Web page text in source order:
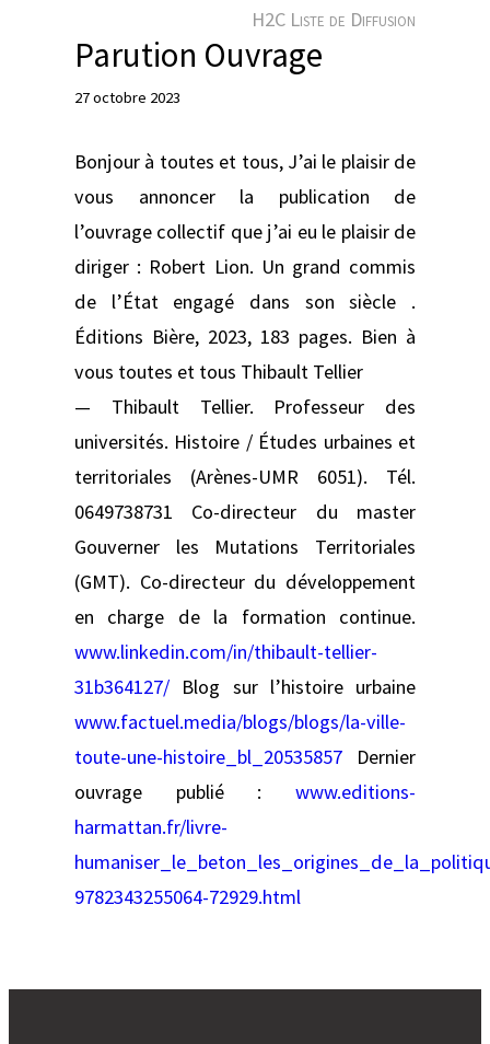
H2C Liste de Diffusion
Parution Ouvrage
27 octobre 2023
Bonjour à toutes et tous, J’ai le plaisir de
vous annoncer la publication de
l’ouvrage collectif que j’ai eu le plaisir de
diriger : Robert Lion. Un grand commis
de l’État engagé dans son siècle .
Éditions Bière, 2023, 183 pages. Bien à
vous toutes et tous Thibault Tellier
— Thibault Tellier. Professeur des
universités. Histoire / Études urbaines et
territoriales (Arènes-UMR 6051). Tél.
0649738731 Co-directeur du master
Gouverner les Mutations Territoriales
(GMT). Co-directeur du développement
en charge de la formation continue.
www.linkedin.com/in/thibault-tellier-
31b364127/ Blog sur l’histoire urbaine
www.factuel.media/blogs/blogs/la-ville-
toute-une-histoire_bl_20535857 Dernier
ouvrage publié : www.editions-
harmattan.fr/livre-
9782343255064-72929.html